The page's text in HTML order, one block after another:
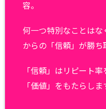
容。
何一つ特別なことは
からの「信頼」が勝ち
「信頼」はリピート
「価値」をもたらしま